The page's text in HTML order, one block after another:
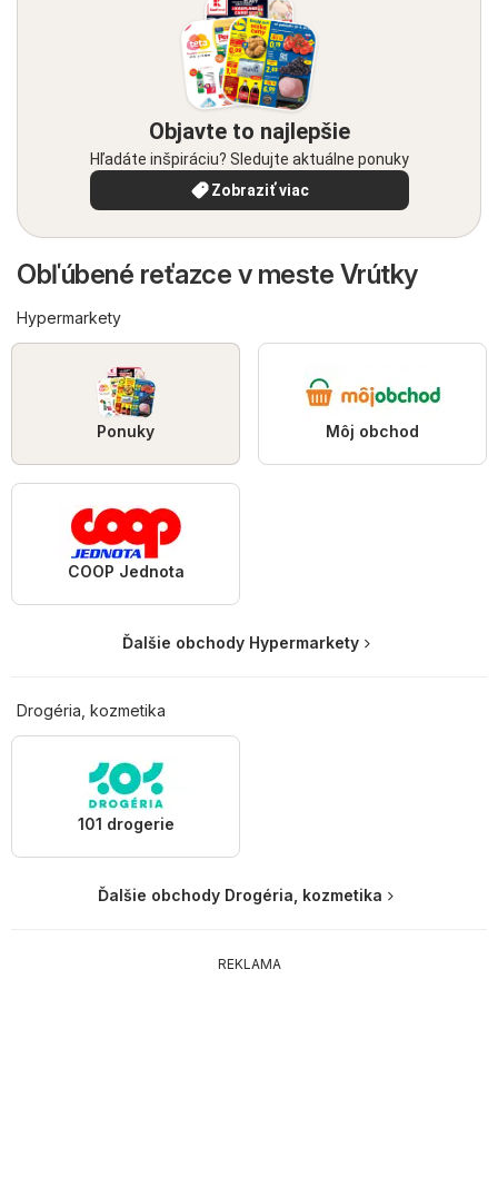
Objavte to najlepšie
Hľadáte inšpiráciu? Sledujte aktuálne ponuky
Zobraziť viac
Obľúbené reťazce v meste Vrútky
Hypermarkety
Ponuky Môj obchod
COOP Jednota
Ďalšie obchody Hypermarkety
Drogéria, kozmetika
101 drogerie
Ďalšie obchody Drogéria, kozmetika
REKLAMA